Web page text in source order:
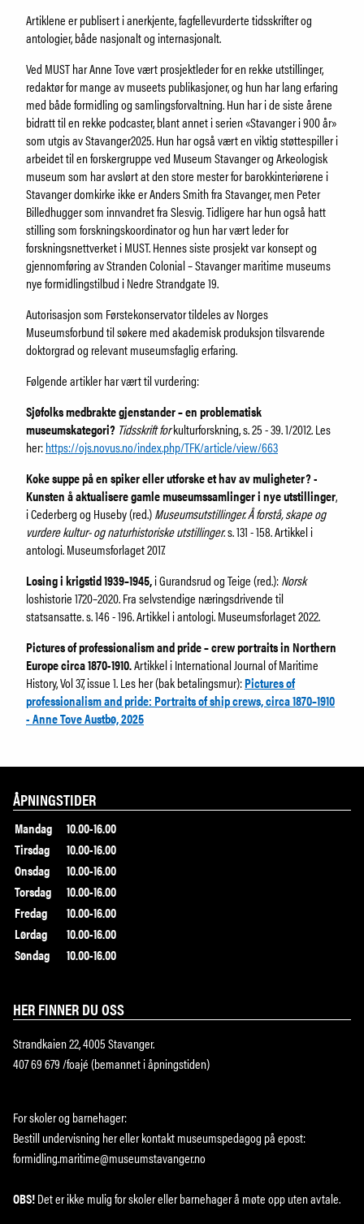
Artiklene er publisert i anerkjente, fagfellevurderte tidsskrifter og
antologier, både nasjonalt og internasjonalt.
Ved MUST har Anne Tove vært prosjektleder for en rekke utstillinger,
redaktør for mange av museets publikasjoner, og hun har lang erfaring
med både formidling og samlingsforvaltning. Hun har i de siste årene
bidratt til en rekke podcaster, blant annet i serien «Stavanger i 900 år»
som utgis av Stavanger2025. Hun har også vært en viktig støttespiller i
arbeidet til en forskergruppe ved Museum Stavanger og Arkeologisk
museum som har avslørt at den store mester for barokkinteriørene i
Stavanger domkirke ikke er Anders Smith fra Stavanger, men Peter
Billedhugger som innvandret fra Slesvig. Tidligere har hun også hatt
stilling som forskningskoordinator og hun har vært leder for
forskningsnettverket i MUST. Hennes siste prosjekt var konsept og
gjennomføring av Stranden Colonial – Stavanger maritime museums
nye formidlingstilbud i Nedre Strandgate 19.
Autorisasjon som Førstekonservator tildeles av Norges
Museumsforbund til søkere med akademisk produksjon tilsvarende
doktorgrad og relevant museumsfaglig erfaring.
Følgende artikler har vært til vurdering:
Sjøfolks medbrakte gjenstander – en problematisk
museumskategori? Tidsskrift forkulturforskning, s. 25 - 39. 1/2012. Les
her:https://ojs.novus.no/index.php/TFK/article/view/663
Koke suppe på en spiker eller utforske et hav av muligheter? -
Kunsten å aktualisere gamle museumssamlinger i nye utstillinger,
i Cederberg og Huseby (red.)Museumsutstillinger. Åforstå, skape og
vurdere kultur- og naturhistoriske utstillinger. s. 131 - 158. Artikkel i
antologi. Museumsforlaget 2017.
Losing i krigstid 1939–1945,i Gurandsrud og Teige (red.):Norsk
loshistorie 1720–2020. Fra selvstendige næringsdrivende til
statsansatte. s. 146 - 196. Artikkel i antologi. Museumsforlaget 2022.
Pictures of professionalism and pride – crew portraits in Northern
Europe circa 1870-1910.Artikkel i International Journal of Maritime
History, Vol 37, issue 1. Les her (bak betalingsmur):Pictures of
professionalism and pride: Portraits of ship crews, circa 1870–1910
- Anne Tove Austbø, 2025
ÅPNINGSTIDER
Mandag
10.00-16.00
Tirsdag
10.00-16.00
Onsdag
10.00-16.00
Torsdag
10.00-16.00
Fredag
10.00-16.00
Lørdag
10.00-16.00
Søndag
10.00-16.00
HER FINNER DU OSS
Strandkaien 22, 4005 Stavanger.
407 69 679 /foajé (bemannet i åpningstiden)
For skoler og barnehager:
Bestill undervisning hereller kontakt museumspedagog på epost:
formidling.maritime@museumstavanger.no
OBS!Det er ikke mulig for skoler eller barnehager å møte opp uten avtale.